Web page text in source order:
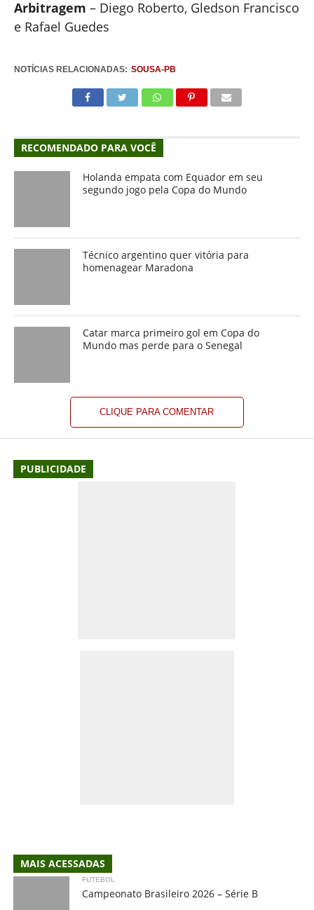
Arbitragem – Diego Roberto, Gledson Francisco
e Rafael Guedes
NOTÍCIAS RELACIONADAS: SOUSA-PB
RECOMENDADO PARA VOCÊ
Holanda empata com Equador em seu
segundo jogo pela Copa do Mundo
Técnico argentino quer vitória para
homenagear Maradona
Catar marca primeiro gol em Copa do
Mundo mas perde para o Senegal
CLIQUE PARA COMENTAR
PUBLICIDADE
MAIS ACESSADAS
FUTEBOL
Campeonato Brasileiro 2026 – Série B